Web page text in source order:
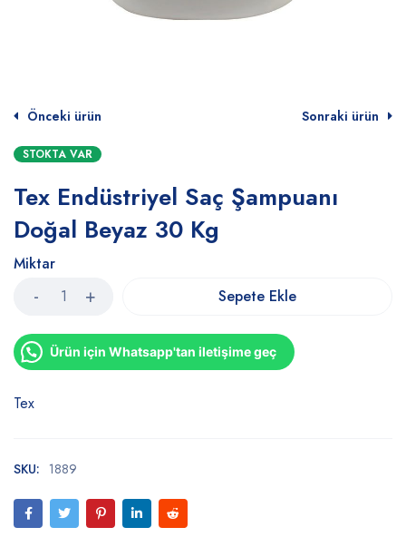
Önceki ürün Sonraki ürün
STOKTA VAR
Tex Endüstriyel Saç Şampuanı
Doğal Beyaz 30 Kg
Miktar
Sepete Ekle
Ürün için Whatsapp'tan iletişime geç
Tex
SKU: 1889